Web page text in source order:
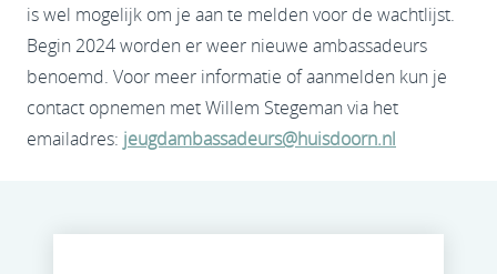
is wel mogelijk om je aan te melden voor de wachtlijst.
Begin 2024 worden er weer nieuwe ambassadeurs
benoemd. Voor meer informatie of aanmelden kun je
contact opnemen met Willem Stegeman via het
emailadres: jeugdambassadeurs@huisdoorn.nl